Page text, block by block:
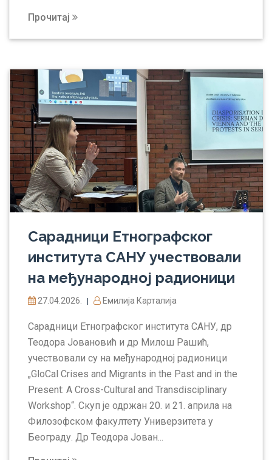
Прочитај
Сарадници Етнографског
института САНУ учествовали
на међународној радионици
27.04.2026. | Емилија Карталија
Сарадници Етнографског института САНУ, др
Теодора Јовановић и др Милош Рашић,
учествовали су на међународној радионици
„GloCal Crises and Migrants in the Past and in the
Present: A Cross-Cultural and Transdisciplinary
Workshop“. Скуп је одржан 20. и 21. априла на
Филозофском факултету Универзитета у
Београду. Др Теодора Јован...